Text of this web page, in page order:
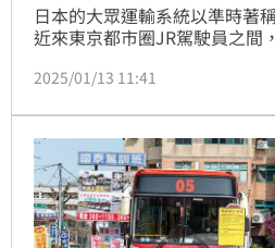
日本的大眾運輸系統以準時著
近來東京都市圈JR駕駛員之間
車的駕駛員，執勤過程中都會
對此，JR東日本還派員進行水
所以然，最後甚至請來神職人
環境，但這種駕駛員突然想睡
轉。
2025/01/13 11:41